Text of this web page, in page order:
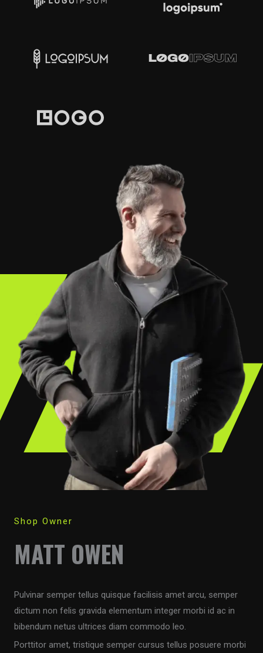
Shop Owner
MATT OWEN
Pulvinar semper tellus quisque facilisis amet arcu, semper
dictum non felis gravida elementum integer morbi id ac in
bibendum netus ultrices diam commodo leo.
Porttitor amet, tristique semper cursus tellus posuere morbi